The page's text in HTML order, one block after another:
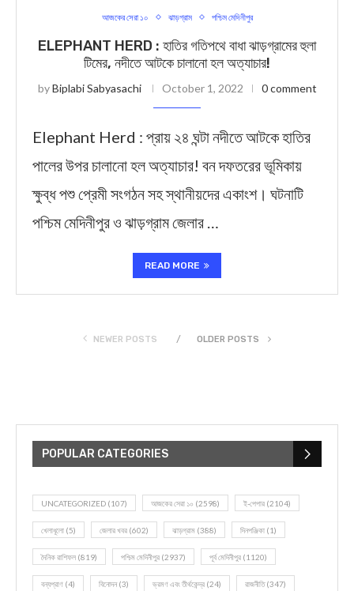
আজকের সেরা ১০ ঝাড়গ্রাম পশ্চিম মেদিনীপুর
ELEPHANT HERD : হাতির গতিপথে বাধা ঝাড়গ্রামের হুলা
টিমের, নদীতে আটকে চালানো হল অত্যাচার!
byBiplabi Sabyasachi October 1, 2022 0 comment
Elephant Herd : প্রায় ২৪ ঘন্টা নদীতে আটকে হাতির
পালের উপর চালানো হল অত্যাচার! বন দফতরের ভূমিকায়
ক্ষুব্ধ পশু প্রেমী সংগঠন সহ স্থানীয়দের একাংশ। ঘটনাটি
পশ্চিম মেদিনীপুর ও ঝাড়গ্রাম জেলার …
READ MORE
NEWER POSTS OLDER POSTS
POPULAR CATEGORIES
UNCATEGORIZED (107) আজকের সেরা ১০ (2598) ই-পেপার (2104)
খেলাধূলো (5) জেলার খবর (602) ঝাড়গ্রাম (388) দিনপঞ্জিকা (1)
দৈনিক রাশিফল (819) পশ্চিম মেদিনীপুর (2937) পূর্ব মেদিনীপুর (1120)
বন্যপ্রাণ (4) বিনোদন(3) ভ্রমণ এবং তীর্থকেন্দ্র (24) রাজনীতি(347)